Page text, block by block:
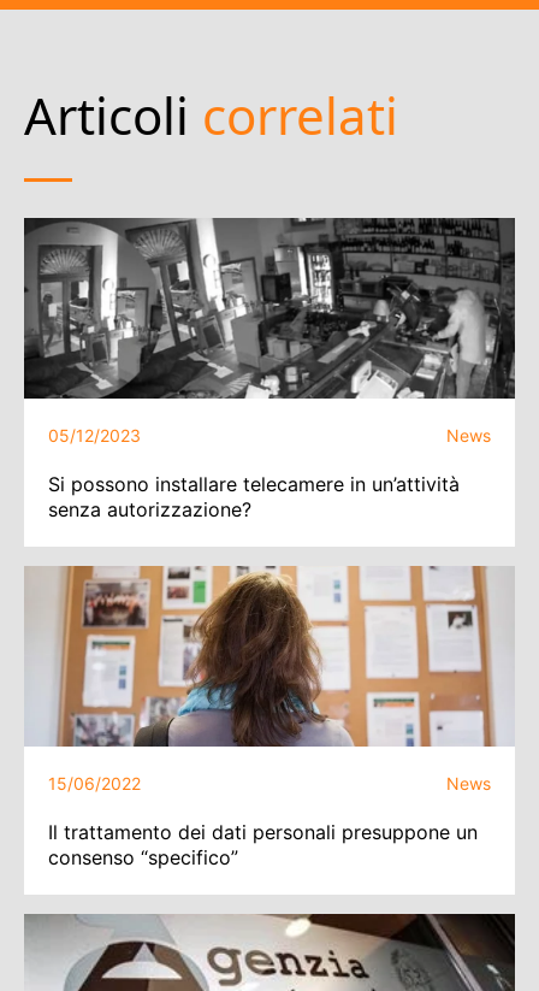
Articoli correlati
05/12/2023 News
Si possono installare telecamere in un’attività
senza autorizzazione?
15/06/2022 News
Il trattamento dei dati personali presuppone un
consenso “specifico”